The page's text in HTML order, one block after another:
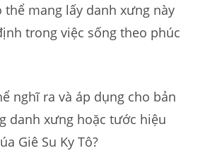
thể mang lấy danh xưng này
trong việc sống theo phúc
nghĩ ra và áp dụng cho bản
danh xưng hoặc tước hiệu
Giê Su Ky Tô?